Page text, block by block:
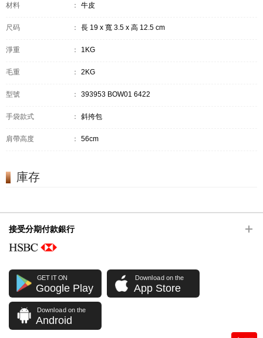
材料 ： 牛皮
尺码 ： 長 19 x 寬 3.5 x 高 12.5 cm
淨重 ： 1KG
毛重 ： 2KG
型號 ： 393953 BOW01 6422
手袋款式 ： 斜挎包
肩帶高度 ： 56cm
庫存
接受分期付款銀行
GET IT ON
Google Play
Download on the
App Store
Download on the
Android